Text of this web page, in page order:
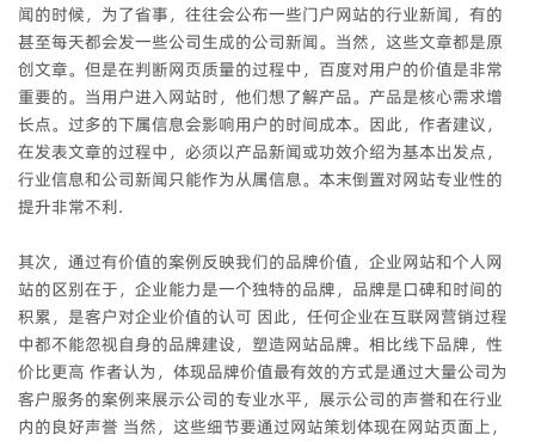
闻的时候，为了省事，往往会公布一些门户网站的行业新闻，有的
甚至每天都会发一些公司生成的公司新闻。当然，这些文章都是原
创文章。但是在判断网页质量的过程中，百度对用户的价值是非常
重要的。当用户进入网站时，他们想了解产品。产品是核心需求增
长点。过多的下属信息会影响用户的时间成本。因此，作者建议，
在发表文章的过程中，必须以产品新闻或功效介绍为基本出发点，
行业信息和公司新闻只能作为从属信息。本末倒置对网站专业性的
提升非常不利.
其次，通过有价值的案例反映我们的品牌价值，企业网站和个人网
站的区别在于，企业能力是一个独特的品牌，品牌是口碑和时间的
积累，是客户对企业价值的认可 因此，任何企业在互联网营销过程
中都不能忽视自身的品牌建设，塑造网站品牌。相比线下品牌，性
价比更高 作者认为，体现品牌价值最有效的方式是通过大量公司为
客户服务的案例来展示公司的专业水平，展示公司的声誉和在行业
内的良好声誉 当然，这些细节要通过网站策划体现在网站页面上，